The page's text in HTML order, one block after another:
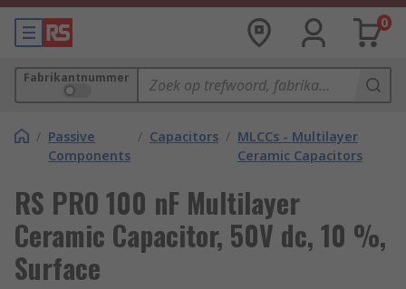
0
Fabrikantnummer
/ Passive
Components
/ Capacitors / MLCCs - Multilayer
Ceramic Capacitors
RS PRO 100 nF Multilayer
Ceramic Capacitor, 50V dc, 10 %,
Surface